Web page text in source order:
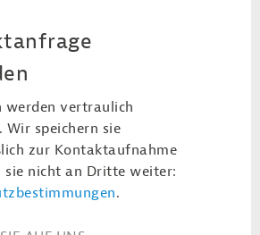
werden vertraulich
Wir speichern sie
zur Kontaktaufnahme
sie nicht an Dritte weiter:
.